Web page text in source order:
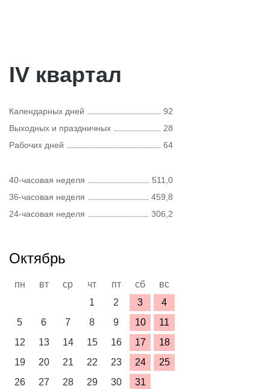
IV квартал
Календарных дней
92
Выходных и праздничных
28
Рабочих дней
64
40-часовая неделя
511,0
36-часовая неделя
459,8
24-часовая неделя
306,2
Октябрь
пн вт ср чт пт сб
вс
1
2 3
4
5
6 7 8 9 10
11
12
13 14 15 16 17
18
19
20 21 22 23 24
25
26
27 28 29 30 31